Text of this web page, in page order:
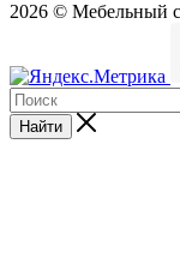
2026 © Мебельный
Найти